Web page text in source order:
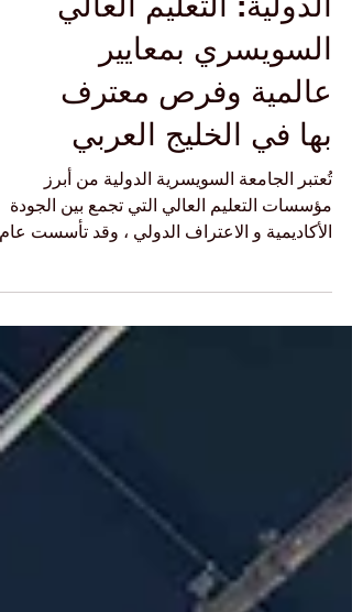
الدولية: التعليم العالي
السويسري بمعايير
عالمية وفرص معترف
بها في الخليج العربي
تُعتبر الجامعة السويسرية الدولية من أبرز
مؤسسات التعليم العالي التي تجمع بين الجودة
1999...